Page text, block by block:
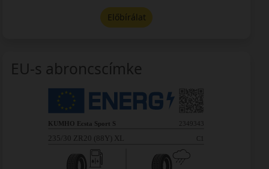
Előbírálat
EU-s abroncscímke